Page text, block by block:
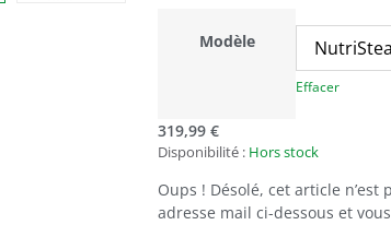
Modèle
Effacer
319,99€
Disponibilité : Hors stock
Oups ! Désolé, cet article
adresse mail ci-dessous et